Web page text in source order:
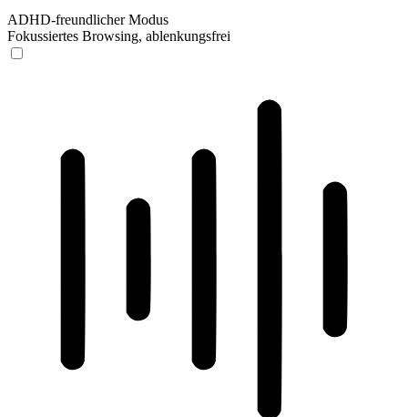
ADHD-freundlicher Modus
Fokussiertes Browsing, ablenkungsfrei